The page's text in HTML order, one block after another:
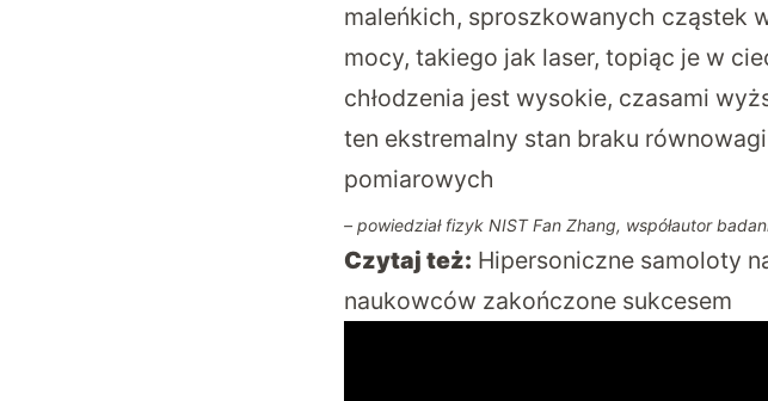
maleńkich, sproszkowanych cząstek
mocy, takiego jak laser, topiąc je w
chłodzenia jest wysokie, czasami
ten ekstremalny stan braku
pomiarowych
– powiedział fizyk NIST Fan Zhang, współautor
Czytaj też: Hipersoniczne samoloty
naukowców zakończone sukcesem